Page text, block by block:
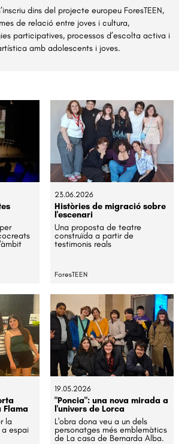
dins del projecte europeu ForesTEEN,
de relació entre joves i cultura,
participatives, processos d’escolta activa i
amb adolescents i joves.
23.06.2026
Històries de migració sobre
l'escenari
Una proposta de teatre
construïda a partir de
testimonis reals
ForesTEEN
Flama
la
espai
19.05.2026
"Poncia": una nova mirada a
l'univers de Lorca
L'obra dona veu a un dels
personatges més emblemàtics
de La casa de Bernarda Alba.